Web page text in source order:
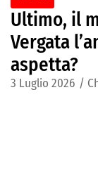
Ultimo, il
Vergata
aspetta?
3 Luglio 2026 /